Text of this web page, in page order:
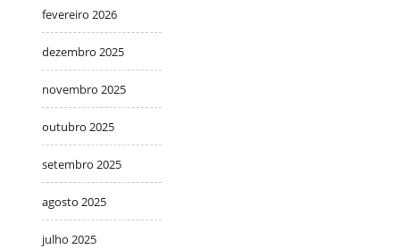
fevereiro 2026
dezembro 2025
novembro 2025
outubro 2025
setembro 2025
agosto 2025
julho 2025